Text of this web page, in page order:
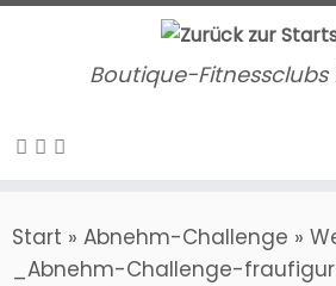
Zum
Boutique-Fitnessclubs
Start » Abnehm-Challenge »
_Abnehm-Challenge-